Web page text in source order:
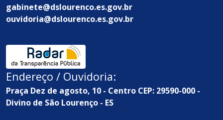
gabinete@dslourenco.es.gov.br
ouvidoria@dslourenco.es.gov.br
Endereço / Ouvidoria:
Praça Dez de agosto, 10 - Centro CEP: 29590-000 -
Divino de São Lourenço - ES